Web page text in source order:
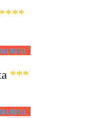
****
l’HOTEL
***
l’HOTEL